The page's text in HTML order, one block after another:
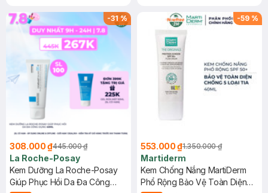
-31%
308.000 ₫445.000 ₫
La Roche-Posay
Kem Dưỡng La Roche-Posay
Giúp Phục Hồi Da Đa Công
-59 %
553.000 ₫1.350.000 ₫
Martiderm
Kem Chống Nắng MartiDerm
Phổ Rộng Bảo Vệ Toàn Diện